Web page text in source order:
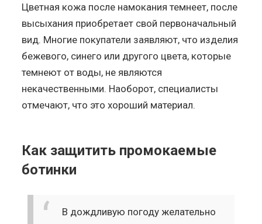
Цветная кожа после намокания темнеет, после
высыхания приобретает свой первоначальный
вид. Многие покупатели заявляют, что изделия
бежевого, синего или другого цвета, которые
темнеют от воды, не являются
некачественными. Наоборот, специалисты
отмечают, что это хороший материал.
Как защитить промокаемые
ботинки
В дождливую погоду желательно